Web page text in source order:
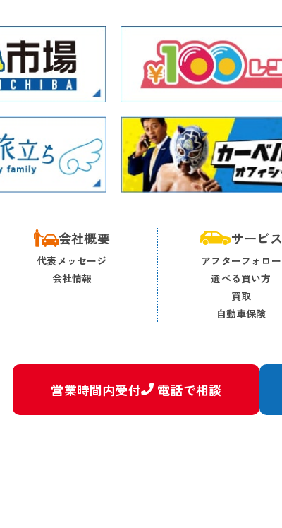
会社概要
代表メッセージ
会社情報
サービス
アフターフォロー
選べる買い方
買取
自動車保険
営業時間内受付 電話で相談